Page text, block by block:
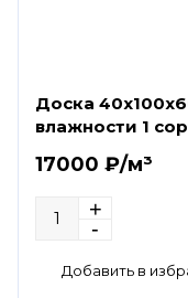
Доска
влажности 1
17000 ₽/м³